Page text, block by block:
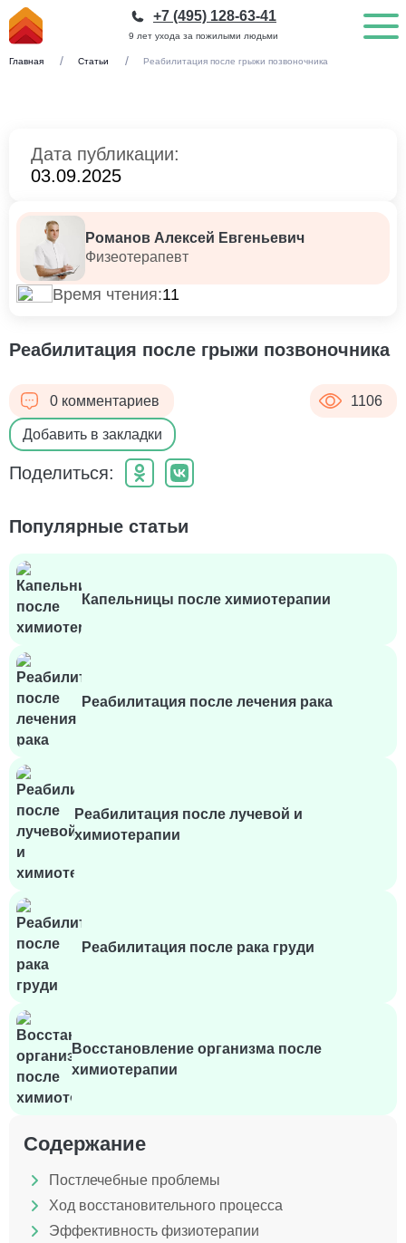
9 лет ухода за пожилыми людьми
+7 (495) 128-63-41
Главная Статьи Реабилитация после грыжи позвоночника
Дата публикации:
03.09.2025
Романов Алексей Евгеньевич
Физеотерапевт
Время чтения:11
Реабилитация после грыжи позвоночника
0 комментариев
Добавить в закладки
Поделиться:
1106
Содержание
Постлечебные проблемы
Ход восстановительного процесса
Эффективность физиотерапии
Популярные статьи
Капельницы после химиотерапии
Реабилитация после лечения рака
Реабилитация после лучевой и
химиотерапии
Реабилитация после рака груди
Восстановление организма после
химиотерапии